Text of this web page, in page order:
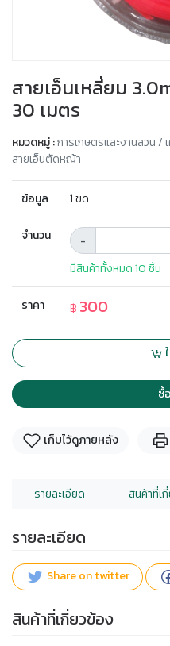
สายเอ็นเหลี่ยม
30 เมตร
หมวดหมู่ :การเกษตรและงานสวน
สายเอ็นตัดหญ้า
ข้อมูล 1 ขด
จำนวน -
มีสินค้าทั้งหมด 10 ชิ้น
ราคา ฿ 300
ซื้
เก็บไว้ดูภายหลัง
รายละเอียด สินค้าที่เ
รายละเอียด
Share on twitter
สินค้าที่เกี่ยวข้อง